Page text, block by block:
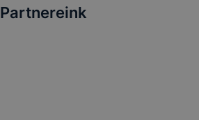
Partnereink